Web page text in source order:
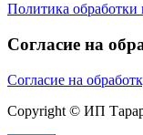
Политика
Согласие на
Согласие на
Copyright © ИП